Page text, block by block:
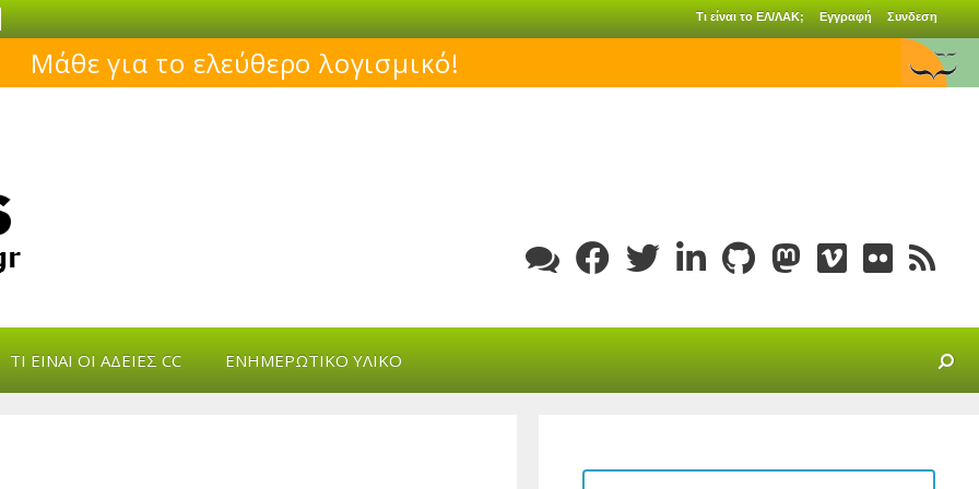
Τι είναι το ΕΛ/ΛΑΚ; Εγγραφή Συνδεση
Μάθε για το ελεύθερο λογισμικό!
ΤΙ ΕΊΝΑΙ ΟΙ ΆΔΕΙΕΣ CC ΕΝΗΜΕΡΩΤΙΚΌ ΥΛΙΚΌ SEARCH